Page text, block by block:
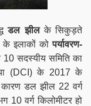
डल झीलके सिकुड़ते
के इलाकों कोपर्यावरण-
सदस्यीय समिति का
(DCI) के 2017 के
डल झील 22 वर्ग
वर्ग किलोमीटर हो